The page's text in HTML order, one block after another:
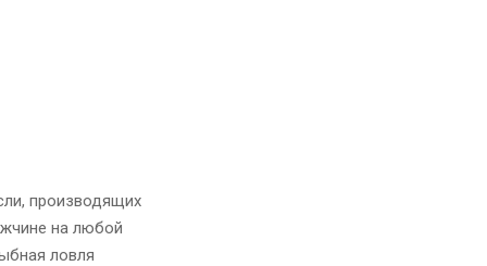
производящих
на любой
ловля